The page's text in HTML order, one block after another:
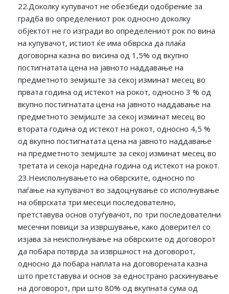
22.Доколку купувачот не обезбеди одобрение за
градба во определениот рок односно доколку
објектот не го изгради во определениот рок по вина
на купувачот, истиот ќе има обврска да плаќа
договорна казна во висина од 1,5% од вкупно
постигнатата цена на јавното наддавање на
предметното земјиште за секој изминат месец во
првата година од истекот на рокот, односно 3 % од
вкупно постигнатата цена на јавното наддавање на
предметното земјиште за секој изминат месец во
втората година од истекот на рокот, односно 4,5 %
од вкупно постигнатата цена на јавното наддавање
на предметното земјиште за секој изминат месец во
третата и секоја наредна година од истекот на рокот.
23.Неисполнувањето на обврските, односно по
паѓање на купувачот во задоцнување со исполнување
на обврската три месеци последователно,
претставува основ отуѓувачот, по три последователни
месечни повици за извршување, како доверител со
изјава за неисполнување на обврските од договорот
да побара потврда за извршност на договорот,
односно да побара наплата на договорената казна
што претставува и основ за еднострано раскинување
на договорот, при што 80% од вкупната сума од